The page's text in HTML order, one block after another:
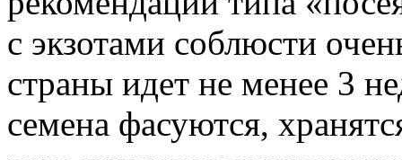
с экзотами соблюсти
страны идет не менее 3
семена фасуются,